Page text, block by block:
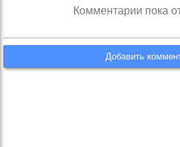
Комментарии пока
Добавить